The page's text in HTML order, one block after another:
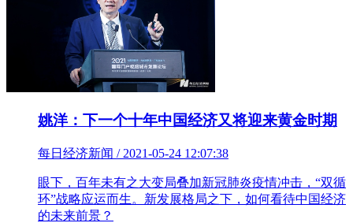
姚洋：下一个十年中国经济又将迎来黄金时期
每日经济新闻 / 2021-05-24 12:07:38
眼下，百年未有之大变局叠加新冠肺炎疫情冲击，“双循
环”战略应运而生。新发展格局之下，如何看待中国经济
的未来前景？